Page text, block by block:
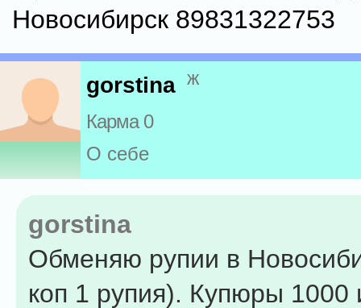
Новосибирск 89831322753
gorstina ж
Карма 0
О себе
gorstina
Обменяю рупии в
коп 1 рупия). Купюры 1000